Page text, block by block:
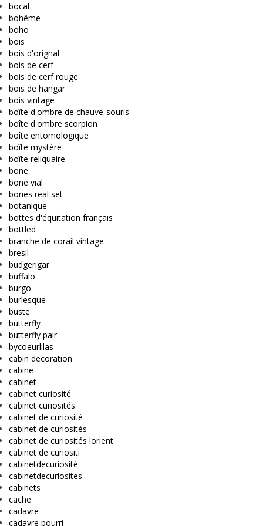
bocal
bohême
boho
bois
bois d'orignal
bois de cerf
bois de cerf rouge
bois de hangar
bois vintage
boîte d'ombre de chauve-souris
boîte d'ombre scorpion
boîte entomologique
boîte mystère
boîte reliquaire
bone
bone vial
bones real set
botanique
bottes d'équitation français
bottled
branche de corail vintage
bresil
budgerigar
buffalo
burgo
burlesque
buste
butterfly
butterfly pair
bycoeurlilas
cabin decoration
cabine
cabinet
cabinet curiosité
cabinet curiosités
cabinet de curiosité
cabinet de curiosités
cabinet de curiosités lorient
cabinet de curiositi
cabinetdecuriosité
cabinetdecuriosites
cabinets
cache
cadavre
cadavre pourri